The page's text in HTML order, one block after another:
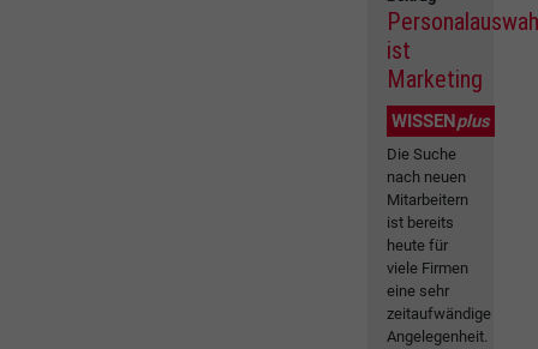
ist
Marketing
WISSENplus
Die Suche
nach neuen
Mitarbeitern
ist bereits
heute für
viele Firmen
eine sehr
zeitaufwändige
Angelegenheit.